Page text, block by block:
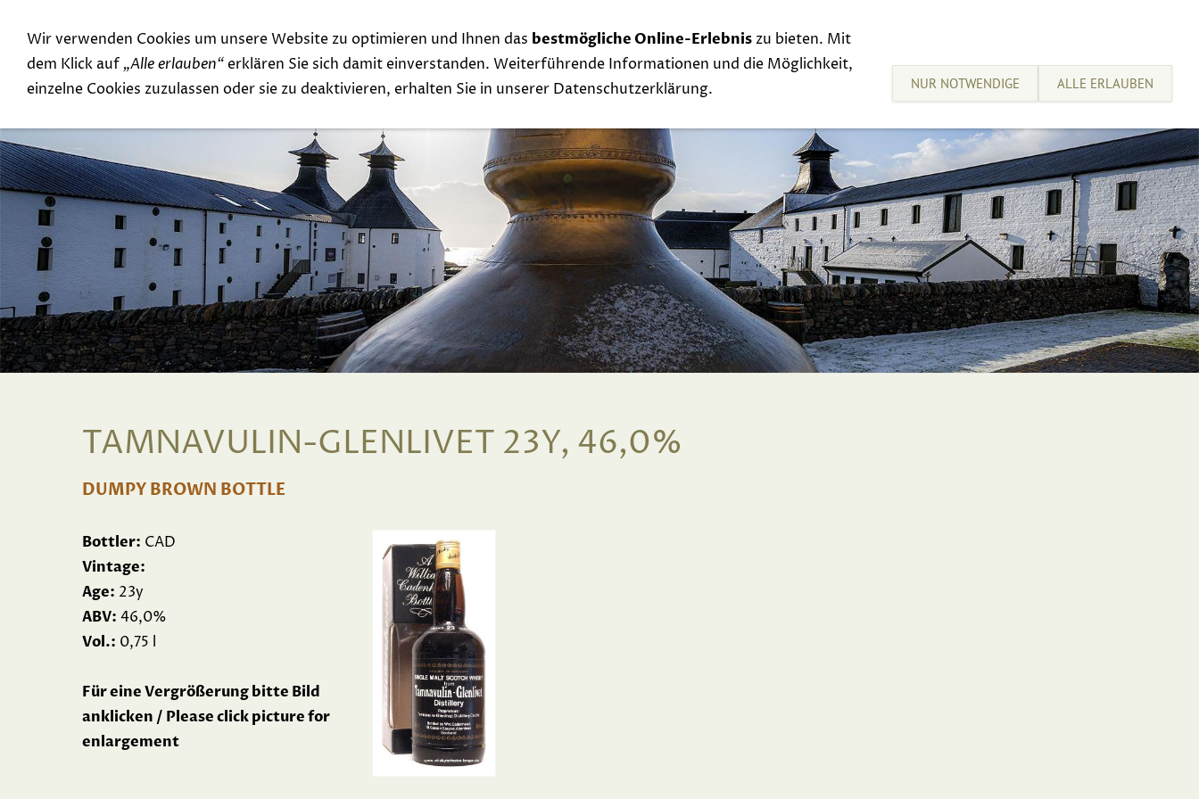
Special Offer Top Rarities Whisky Events Links Contact Exclusive Tastings
TAMNAVULIN-GLENLIVET 23Y, 46,0%
DUMPY BROWN BOTTLE
Bottler: CAD
Vintage:
Age: 23y
ABV: 46,0%
Vol.: 0,75 l
Für eine Vergrößerung bitte Bild
anklicken / Please click picture for
enlargement
Wir verwenden Cookies um unsere Website zu optimieren und Ihnen das bestmögliche Online-Erlebniszu bieten. Mit
dem Klick auf „Alle erlauben“erklären Sie sich damit einverstanden. Weiterführende Informationen und die Möglichkeit,
einzelne Cookies zuzulassen oder sie zu deaktivieren, erhalten Sie in unserer Datenschutzerklärung.
NUR NOTWENDIGE ALLE ERLAUBEN